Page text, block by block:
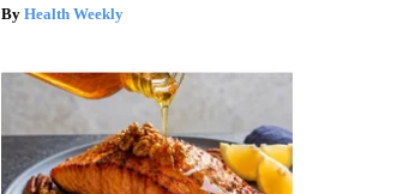
Health Weekly